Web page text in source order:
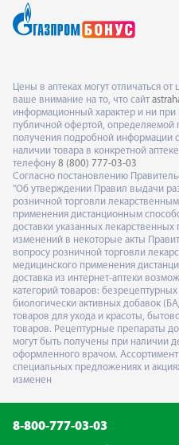
Цены в аптеках могут отличаться
ваше внимание на то, что сайт
информационный характер и ни при
публичной офертой, определяемой
получения подробной информации
наличии товара в конкретной
телефону 8 (800) 777-03-03
Согласно постановлению
"Об утверждении Правил выдачи
розничной торговли
применения дистанционным
доставки указанных
изменений в некоторые акты
вопросу розничной торговли
медицинского применения
доставка из интернет-аптеки
категорий товаров:
биологически активных добавок
товаров для ухода и красоты,
товаров. Рецептурные препараты
могут быть получены при наличии
оформленного врачом.
специальных предложениях и
изменен
8-800-777-03-03